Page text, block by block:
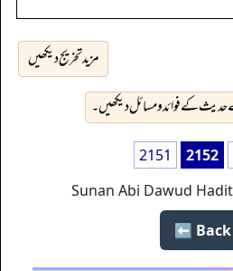
مزید تخریج دیکھیں
کے فوائد و مسائل دیکھیں۔
2151 2152
Sunan Abi Dawud
Back ⬅️